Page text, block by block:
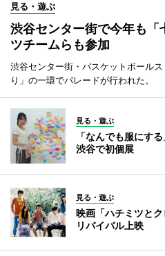
見る・遊ぶ
渋谷センター街で今年も
ツチームらも参加
渋谷センター街・バスケットボール
り」の一環でパレードが行われた。
見る・遊ぶ
「なんでも服にす
渋谷で初個展
見る・遊ぶ
映画「ハチミツと
リバイバル上映